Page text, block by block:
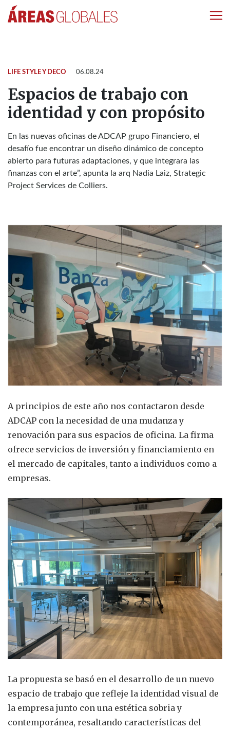
LIFE STYLE Y DECO 06.08.24
Espacios de trabajo con
identidad y con propósito
En las nuevas oficinas de ADCAP grupo Financiero, el
desafío fue encontrar un diseño dinámico de concepto
abierto para futuras adaptaciones, y que integrara las
finanzas con el arte”, apunta la arq Nadia Laiz, Strategic
Project Services de Colliers.
A principios de este año nos contactaron desde
ADCAP con la necesidad de una mudanza y
renovación para sus espacios de oficina. La firma
ofrece servicios de inversión y financiamiento en
el mercado de capitales, tanto a individuos como a
empresas.
La propuesta se basó en el desarrollo de un nuevo
espacio de trabajo que refleje la identidad visual de
la empresa junto con una estética sobria y
contemporánea, resaltando características del